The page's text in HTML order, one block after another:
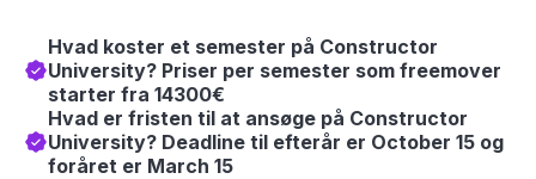
Hvad koster et semester på Constructor
University? Priser per semester som freemover
starter fra 14300€
Hvad er fristen til at ansøge på Constructor
University? Deadline til efterår er October 15 og
foråret er March 15